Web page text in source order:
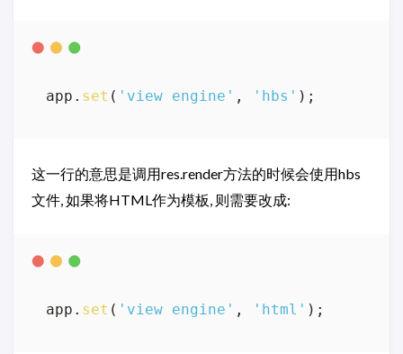
app. set ( 'view engine' , 'hbs'
这一行的意思是调用res.render方法的时候会使用hbs
文件, 如果将HTML作为模板, 则需要改成:
app. set ( 'view engine' , 'html'